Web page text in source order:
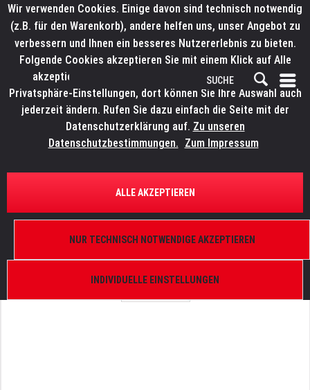
ÜBERSICHT ERSATZTEILE
LITECRAFT AT60.zoom
Wir verwenden Cookies. Einige davon sind technisch notwendig
(z.B. für den Warenkorb), andere helfen uns, unser Angebot zu
verbessern und Ihnen ein besseres Nutzererlebnis zu bieten.
Folgende Cookies akzeptieren Sie mit einem Klick auf Alle
akzeptieren. Weitere Informationen finden Sie in den
Privatsphäre-Einstellungen, dort können Sie Ihre Auswahl auch
jederzeit ändern. Rufen Sie dazu einfach die Seite mit der
Datenschutzerklärung auf. Zu unseren
Datenschutzbestimmungen. Zum Impressum
INDIVIDUELLE EINSTELLUNGEN
NUR TECHNISCH NOTWENDIGE AKZEPTIEREN
ALLE AKZEPTIEREN